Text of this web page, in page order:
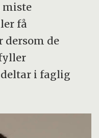
miste
få
dersom de
i faglig